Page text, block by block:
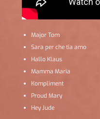
Major Tom
Sara per che tia amo
Hallo Klaus
Mamma Maria
Kompliment
Proud Mary
Hey Jude